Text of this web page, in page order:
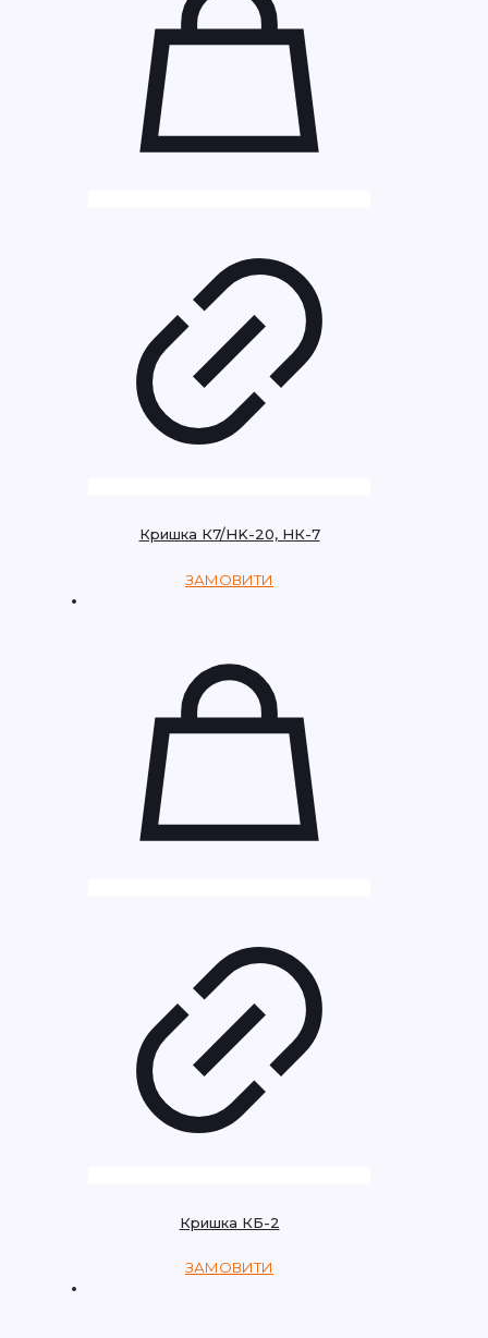
Кришка К7/НK-20, НК-7
ЗАМОВИТИ
Кришка КБ-2
ЗАМОВИТИ